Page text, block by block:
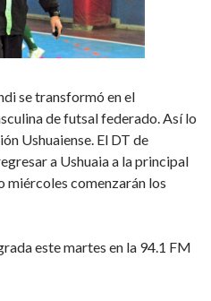
se transformó en el
de futsal federado. Así lo
Ushuaiense. El DT de
a Ushuaia a la principal
miércoles comenzarán los
este martes en la 94.1 FM
el nuevo DT de la Selección de